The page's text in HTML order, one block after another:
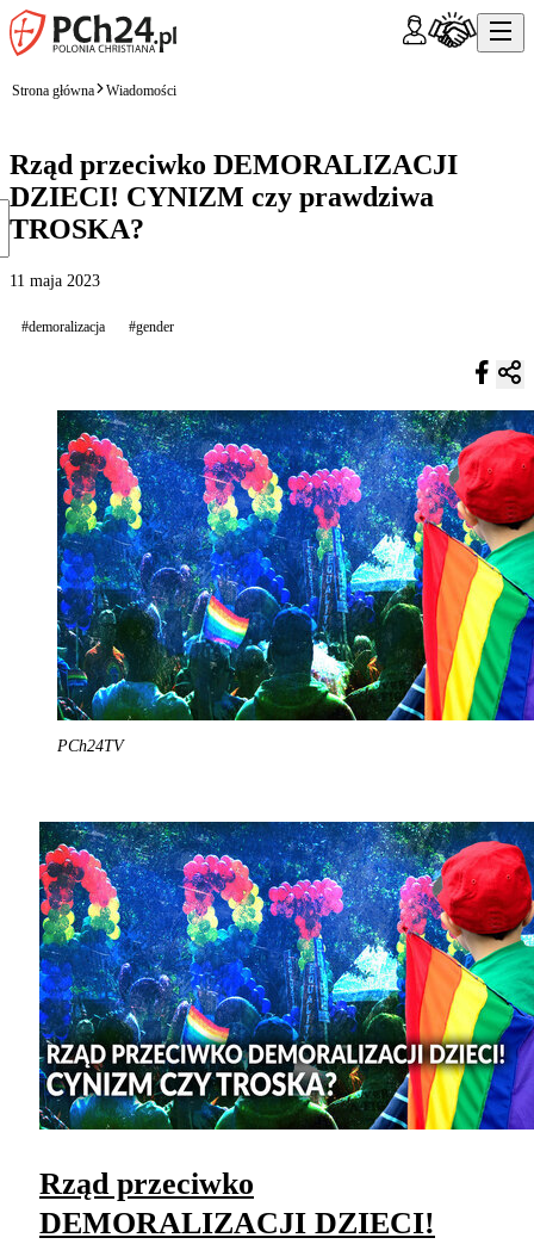
Strona główna Wiadomości
Rząd przeciwko DEMORALIZACJI
DZIECI! CYNIZM czy prawdziwa
TROSKA?
11 maja 2023
#demoralizacja #gender
PCh24TV
Rząd przeciwko
DEMORALIZACJI DZIECI!